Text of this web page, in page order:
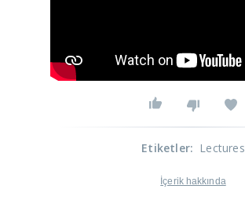
Etiketler: Lectures
İçerik hakkında